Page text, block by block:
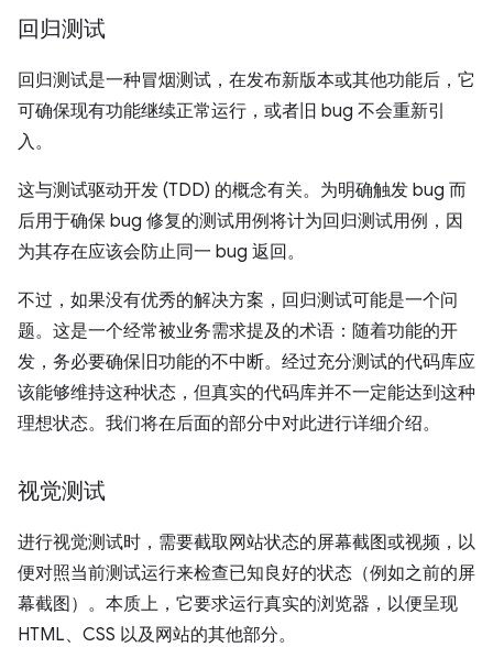
回归测试
回归测试是一种冒烟测试，在发布新版本或其他功能后，它
可确保现有功能继续正常运行，或者旧 bug 不会重新引
入。
这与测试驱动开发 (TDD) 的概念有关。为明确触发 bug 而
后用于确保 bug 修复的测试用例将计为回归测试用例，因
为其存在应该会防止同一 bug 返回。
不过，如果没有优秀的解决方案，回归测试可能是一个问
题。这是一个经常被业务需求提及的术语：随着功能的开
发，务必要确保旧功能的不中断。经过充分测试的代码库应
该能够维持这种状态，但真实的代码库并不一定能达到这种
理想状态。我们将在后面的部分中对此进行详细介绍。
视觉测试
进行视觉测试时，需要截取网站状态的屏幕截图或视频，以
便对照当前测试运行来检查已知良好的状态（例如之前的屏
幕截图）。本质上，它要求运行真实的浏览器，以便呈现
HTML、CSS 以及网站的其他部分。